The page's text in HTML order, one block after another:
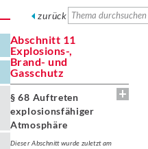
zurück
Abschnitt 11
Explosions-,
Brand- und
Gasschutz
§ 68 Auftreten
explosionsfähiger
Atmosphäre
Dieser Abschnitt wurde zuletzt am